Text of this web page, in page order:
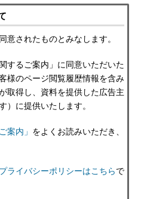
意されたものとみなします。
するご案内」に同意いただいた
様のページ閲覧履歴情報を含み
取得し、資料を提供した広告主
）に提供いたします。
案内」 をよくお読みいただき、
プライバシーポリシーはこちらで